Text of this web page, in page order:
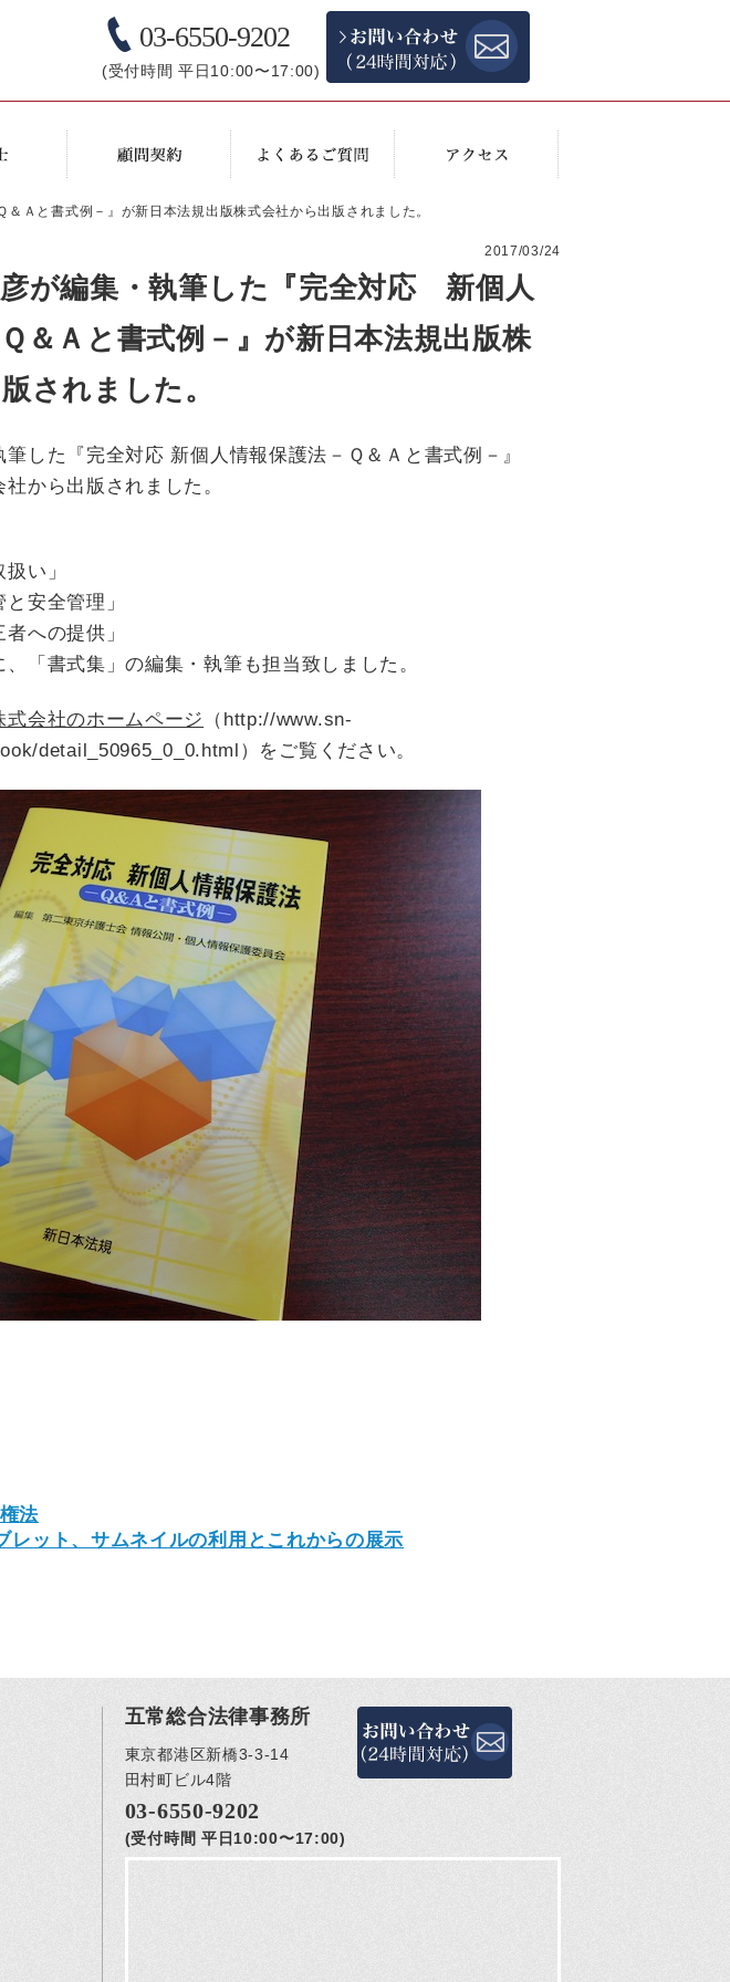
03-6550-9202
(受付時間 平日10:00〜17:00)
Ａと書式例－』が新日本法規出版株式会社から出版されました。
2017/03/24
が編集・執筆した『完全対応 新個人
＆Ａと書式例－』が新日本法規出版株
されました。
した『完全対応 新個人情報保護法－Ｑ＆Ａと書式例－』
から出版されました。
い」
安全管理」
への提供」
「書式集」の編集・執筆も担当致しました。
式会社のホームページ
（http://www.sn-
detail_50965_0_0.html）をご覧ください。
法
レット、サムネイルの利用とこれからの展示
五常総合法律事務所
東京都港区新橋3-3-14
田村町ビル4階
03-6550-9202
(受付時間 平日10:00〜17:00)